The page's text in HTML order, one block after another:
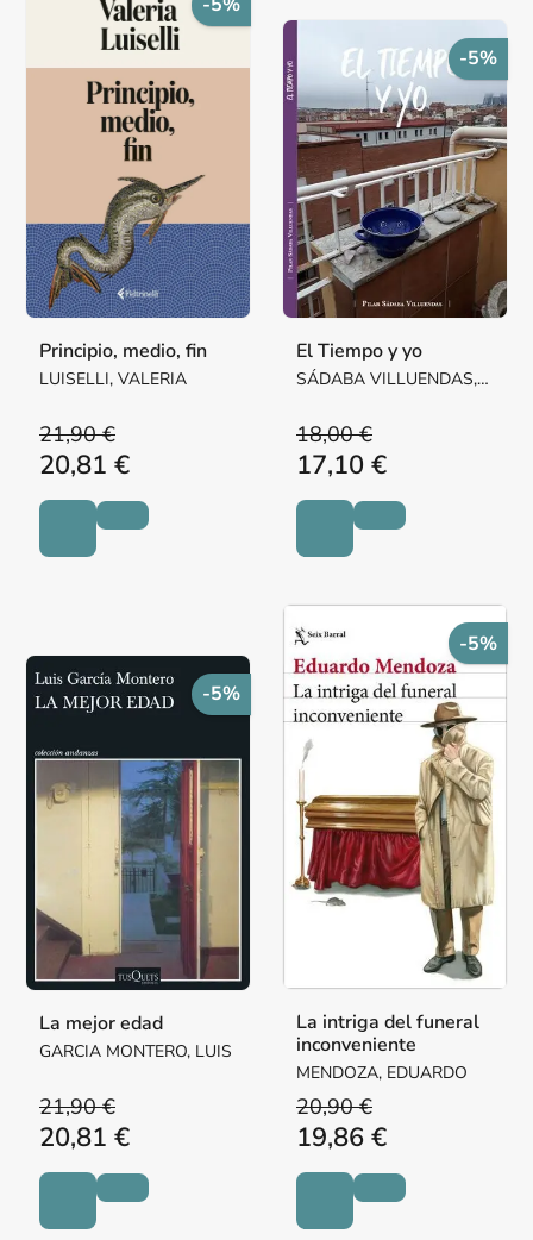
Principio, medio, fin
LUISELLI, VALERIA
21,90 €
20,81 €
-5%
El Tiempo y yo
SÁDABA VILLUENDAS,
18,00 €
17,10 €
-5%
La mejor edad
GARCIA MONTERO, LUIS
21,90 €
20,81 €
-5%
La intriga del funeral
inconveniente
MENDOZA, EDUARDO
20,90 €
19,86 €